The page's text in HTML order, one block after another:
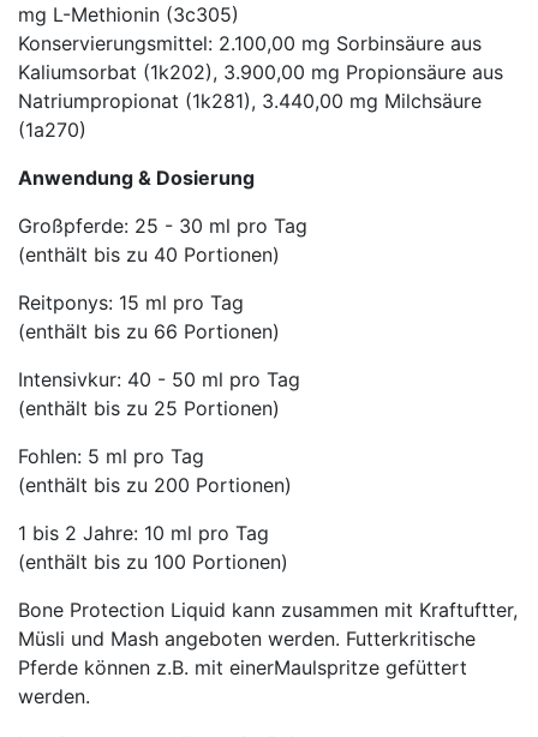
mg L-Methionin (3c305)
Konservierungsmittel: 2.100,00 mg Sorbinsäure aus
Kaliumsorbat (1k202), 3.900,00 mg Propionsäure aus
Natriumpropionat (1k281), 3.440,00 mg Milchsäure
(1a270)
Anwendung & Dosierung
Großpferde: 25 - 30 ml pro Tag
(enthält bis zu 40 Portionen)
Reitponys: 15 ml pro Tag
(enthält bis zu 66 Portionen)
Intensivkur: 40 - 50 ml pro Tag
(enthält bis zu 25 Portionen)
Fohlen: 5 ml pro Tag
(enthält bis zu 200 Portionen)
1 bis 2 Jahre: 10 ml pro Tag
(enthält bis zu 100 Portionen)
Bone Protection Liquid kann zusammen mit Kraftuftter,
Müsli und Mash angeboten werden. Futterkritische
Pferde können z.B. mit einerMaulspritze gefüttert
werden.